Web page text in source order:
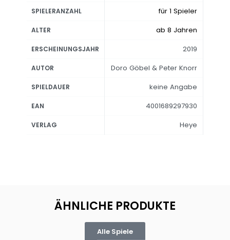
SPIELERANZAHL für 1 Spieler
ALTER ab 8 Jahren
ERSCHEINUNGSJAHR 2019
AUTOR Doro Göbel & Peter Knorr
SPIELDAUER keine Angabe
EAN 4001689297930
VERLAG Heye
ÄHNLICHE PRODUKTE
Alle Spiele